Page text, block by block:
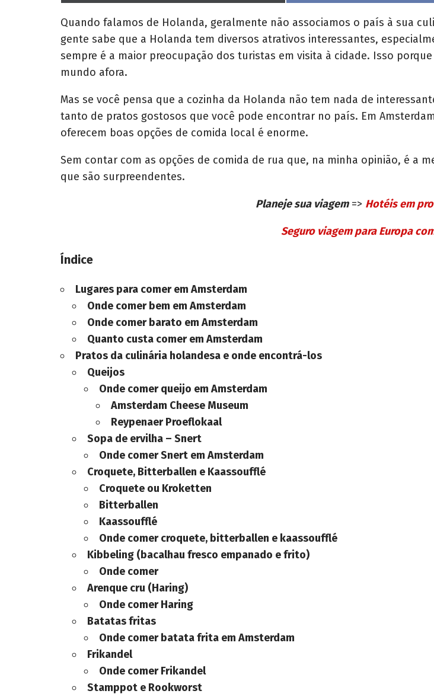
r
e
o
n
r
o
n
Quando falamos de Holanda, geralmente não associamos o país à sua
gente sabe que a Holanda tem diversos atrativos interessantes,
sempre é a maior preocupação dos turistas em visita à cidade. Isso
mundo afora.
Mas se você pensa que a cozinha da Holanda não tem nada de
tanto de pratos gostosos que você pode encontrar no país. Em
oferecem boas opções de comida local é enorme.
Sem contar com as opções de comida de rua que, na minha opinião, é a
que são surpreendentes.
Planeje sua viagem=> Hotéis em
Seguro viagem para Europa
Índice
Lugares para comerem Amsterdam
Onde comer bem em Amsterdam
Onde comer barato em Amsterdam
Quanto custa comer em Amsterdam
Pratos da culinária holandesa e onde encontrá-los
Queijos
Onde comer queijo em Amsterdam
Amsterdam Cheese Museum
Reypenaer Proeflokaal
Sopa de ervilha – Snert
Onde comer Snert em Amsterdam
Croquete, Bitterballen e Kaassoufflé
Croquete ou Kroketten
Bitterballen
Kaassoufflé
Onde comer croquete, bitterballen e kaassoufflé
Kibbeling (bacalhau fresco empanado e frito)
Onde comer
Arenque cru (Haring)
Onde comer Haring
Batatas fritas
Onde comer batata frita em Amsterdam
Frikandel
Onde comer Frikandel
Stamppot e Rookworst